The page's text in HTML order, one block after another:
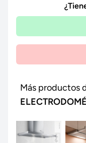
Más productos